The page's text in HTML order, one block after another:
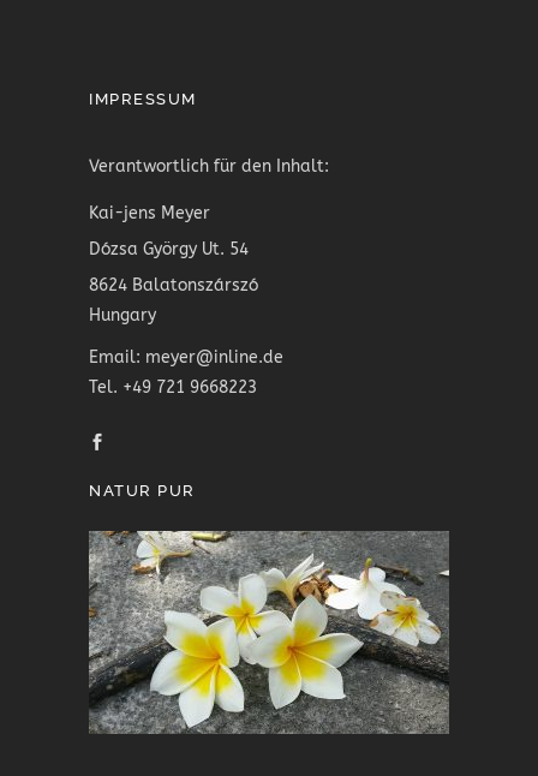
IMPRESSUM
Verantwortlich für den Inhalt:
Kai-jens Meyer
Dózsa György Ut. 54
8624 Balatonszárszó
Hungary
Email: meyer@inline.de
Tel. +49 721 9668223
NATUR PUR